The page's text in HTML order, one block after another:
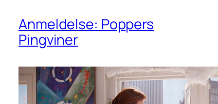
Anmeldelse: Poppers
Pingviner